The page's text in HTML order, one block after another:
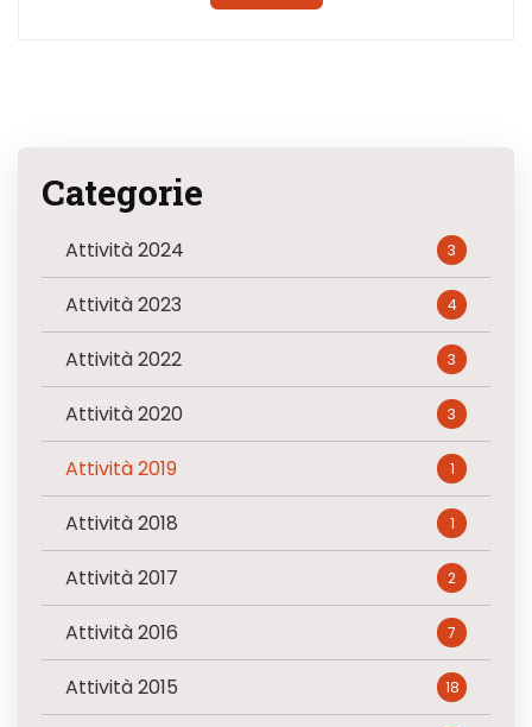
Categorie
Attività 2024 3
Attività 2023 4
Attività 2022 3
Attività 2020 3
Attività 2019 1
Attività 2018 1
Attività 2017 2
Attività 2016 7
Attività 2015 18